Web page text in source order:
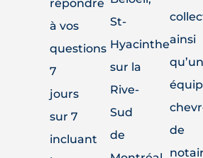
répondre
à vos
questions
7
jours
sur 7
incluant
St-
Hyacinthe
sur la
Rive-
Sud
de
ainsi
de